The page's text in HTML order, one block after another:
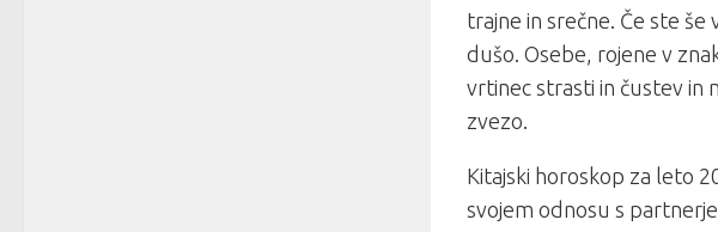
trajne in srečne. Če ste še
dušo. Osebe, rojene v
vrtinec strasti in čustev in
zvezo.
Kitajski horoskop za leto
svojem odnosu s